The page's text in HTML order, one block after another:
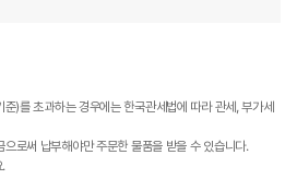
)를 초과하는 경우에는 한국관세법에 따라 관세, 부가세
로써 납부해야만 주문한 물품을 받을 수 있습니다.
.